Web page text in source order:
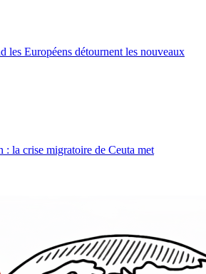
les Européens détournent les nouveaux
: la crise migratoire de Ceuta met